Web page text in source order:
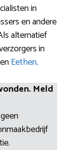
in
en andere
alternatief
in
enEethen.
Meld